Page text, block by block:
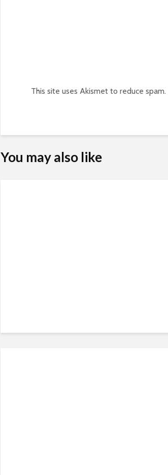
This site uses Akismet to reduce spam.
You may also like